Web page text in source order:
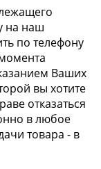
на наш
по телефону
Ваших
вы хотите
отказаться
в любое
товара - в